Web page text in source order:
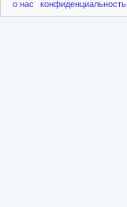
о нас конфиденциальность